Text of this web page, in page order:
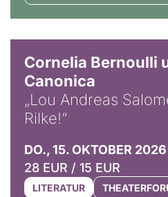
Cornelia Bernoulli
Canonica
„Lou Andreas
Rilke!“
DO., 15. OKTOBER 2026
28 EUR / 15 EUR
LITERATUR